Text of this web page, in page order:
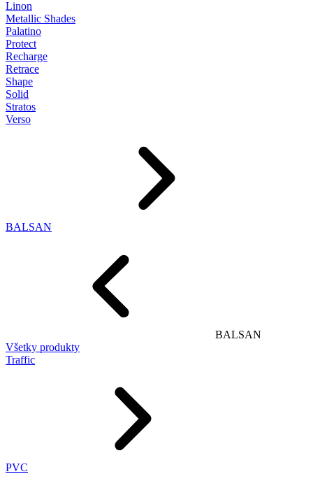
Linon
Metallic Shades
Palatino
Protect
Recharge
Retrace
Shape
Solid
Stratos
Verso
BALSAN
BALSAN
Všetky produkty
Traffic
PVC